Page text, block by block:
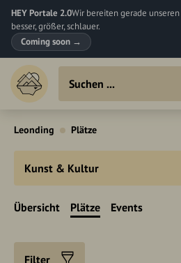
HEY Portale 2.0Wir bereiten gerade
besser, größer, schlauer.
Coming soon →
Leonding Plätze
Kunst & Kultur
Übersicht Plätze Events
Filter